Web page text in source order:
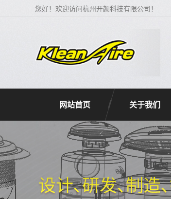
您好！欢迎访问杭州开颜科技有限公司！
网站首页 关于我们